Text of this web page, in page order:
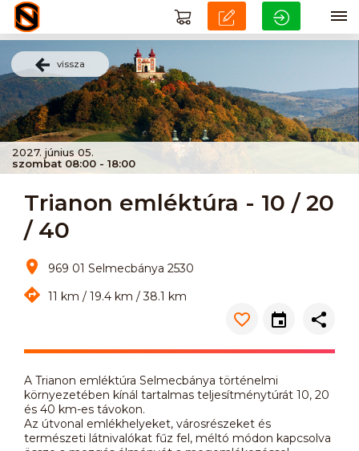
vissza
2027. június 05.
szombat 08:00 - 18:00
Trianon emléktúra - 10 / 20
/ 40
969 01 Selmecbánya 2530
11 km / 19.4 km / 38.1 km
A Trianon emléktúra Selmecbánya történelmi
környezetében kínál tartalmas teljesítménytúrát 10, 20
és 40 km-es távokon.
Az útvonal emlékhelyeket, városrészeket és
természeti látnivalókat fűz fel, méltó módon kapcsolva